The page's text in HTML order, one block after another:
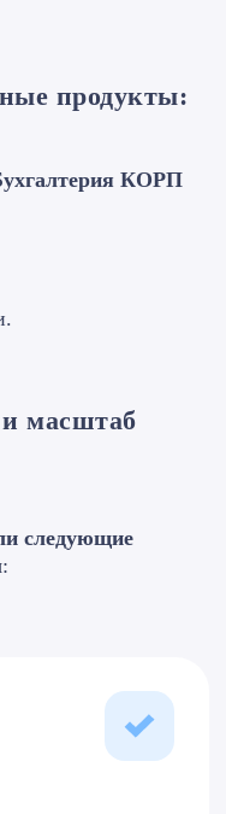
продукты:
КОРП
масштаб
следующие
: